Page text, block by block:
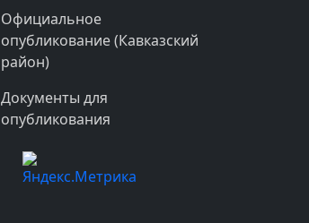
Официальное
опубликование (Кавказский
район)
Документы для
опубликования